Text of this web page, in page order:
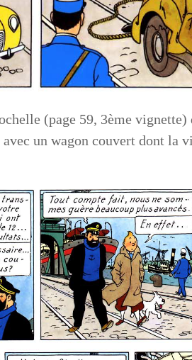
(page 59, 3ème vignette)
un wagon couvert dont la